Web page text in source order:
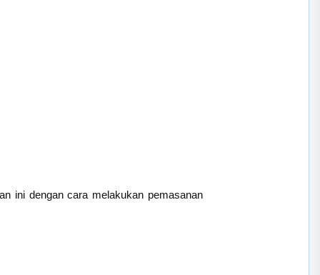
ini dengan cara melakukan pemasanan